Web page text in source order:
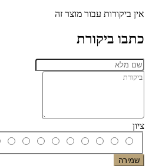
אין ביקורות עבור מוצר זה
כתבו ביקורת
ציון
שמירה